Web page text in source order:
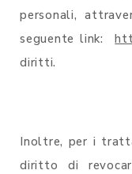
personali,
seguente link:
diritti.
Inoltre, per i
diritto di